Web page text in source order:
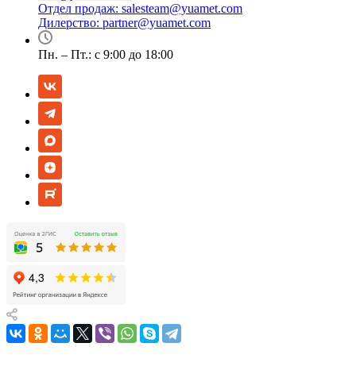
Отдел продаж: salesteam@yuamet.com
Дилерство: partner@yuamet.com
Пн. – Пт.: с 9:00 до 18:00